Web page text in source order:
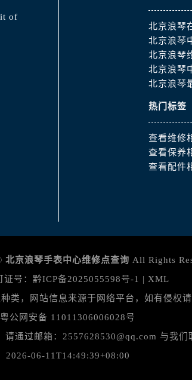
of
北京浪琴
北京浪琴
北京浪琴
北京浪琴
北京浪琴
热门标签
查看维修
查看保养
查看配件
北京浪琴手表中心维修点查询 All Rights
号： 黔ICP备2025055598号-1 | XML
类，网站信息来源于网络平台，如有侵权
公网安备 11011306006028号
通过邮箱：2557628530@qq.com 与我
2026-06-11T14:49:39+08:00